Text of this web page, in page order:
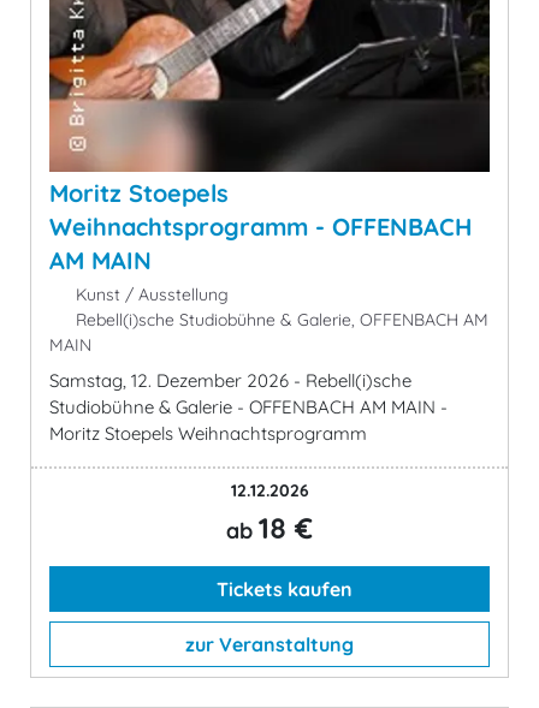
Moritz Stoepels
Weihnachtsprogramm - OFFENBACH
AM MAIN
Kunst / Ausstellung
Rebell(i)sche Studiobühne & Galerie, OFFENBACH AM
MAIN
Samstag, 12. Dezember 2026 - Rebell(i)sche
Studiobühne & Galerie - OFFENBACH AM MAIN -
Moritz Stoepels Weihnachtsprogramm
12.12.2026
ab 18 €
Tickets kaufen
zur Veranstaltung